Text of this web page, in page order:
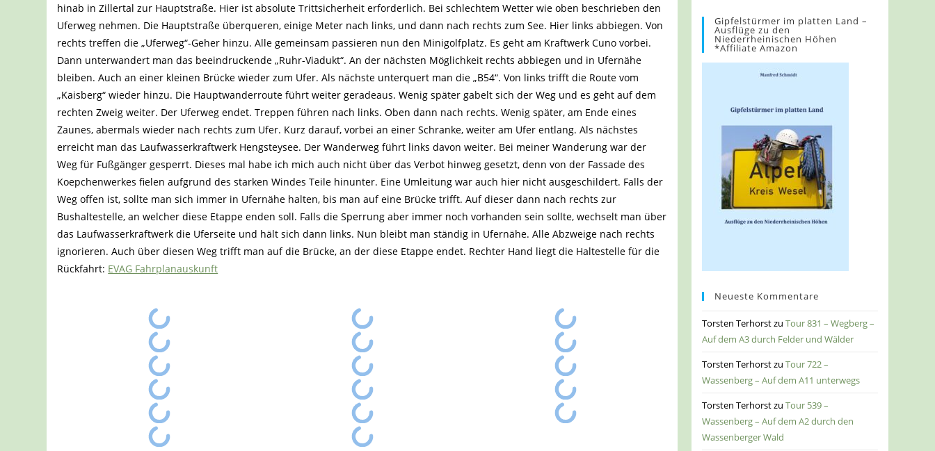
hinab in Zillertal zur Hauptstraße. Hier ist absolute Trittsicherheit erforderlich. Bei schlechtem Wetter wie oben beschrieben den
Uferweg nehmen. Die Hauptstraße überqueren, einige Meter nach links, und dann nach rechts zum See. Hier links abbiegen. Von
rechts treffen die „Uferweg“-Geher hinzu. Alle gemeinsam passieren nun den Minigolfplatz. Es geht am Kraftwerk Cuno vorbei.
Dann unterwandert man das beeindruckende „Ruhr-Viadukt“. An der nächsten Möglichkeit rechts abbiegen und in Ufernähe
bleiben. Auch an einer kleinen Brücke wieder zum Ufer. Als nächste unterquert man die „B54“. Von links trifft die Route vom
„Kaisberg“ wieder hinzu. Die Hauptwanderroute führt weiter geradeaus. Wenig später gabelt sich der Weg und es geht auf dem
rechten Zweig weiter. Der Uferweg endet. Treppen führen nach links. Oben dann nach rechts. Wenig später, am Ende eines
Zaunes, abermals wieder nach rechts zum Ufer. Kurz darauf, vorbei an einer Schranke, weiter am Ufer entlang. Als nächstes
erreicht man das Laufwasserkraftwerk Hengsteysee. Der Wanderweg führt links davon weiter. Bei meiner Wanderung war der
Weg für Fußgänger gesperrt. Dieses mal habe ich mich auch nicht über das Verbot hinweg gesetzt, denn von der Fassade des
Koepchenwerkes fielen aufgrund des starken Windes Teile hinunter. Eine Umleitung war auch hier nicht ausgeschildert. Falls der
Weg offen ist, sollte man sich immer in Ufernähe halten, bis man auf eine Brücke trifft. Auf dieser dann nach rechts zur
Bushaltestelle, an welcher diese Etappe enden soll. Falls die Sperrung aber immer noch vorhanden sein sollte, wechselt man über
das Laufwasserkraftwerk die Uferseite und hält sich dann links. Nun bleibt man ständig in Ufernähe. Alle Abzweige nach rechts
ignorieren. Auch über diesen Weg trifft man auf die Brücke, an der diese Etappe endet. Rechter Hand liegt die Haltestelle für die
Rückfahrt: EVAG Fahrplanauskunft
Gipfelstürmer im platten Land –
Ausflüge zu den
Niederrheinischen Höhen
*Affiliate Amazon
Neueste Kommentare
Torsten TerhorstzuTour 831 – Wegberg –
Auf dem A3 durch Felder und Wälder
Torsten TerhorstzuTour 722 –
Wassenberg – Auf dem A11 unterwegs
Torsten TerhorstzuTour 539 –
Wassenberg – Auf dem A2 durch den
Wassenberger Wald